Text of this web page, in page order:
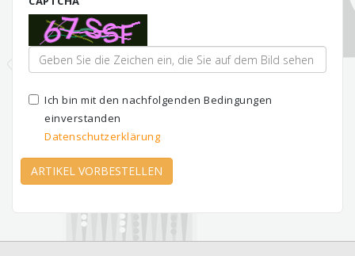
Ich bin mit den nachfolgenden Bedingungen
einverstanden
Datenschutzerklärung
ARTIKEL VORBESTELLEN